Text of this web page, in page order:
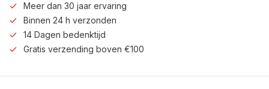
Meer dan 30 jaar ervaring
Binnen 24 h verzonden
14 Dagen bedenktijd
Gratis verzending boven €100